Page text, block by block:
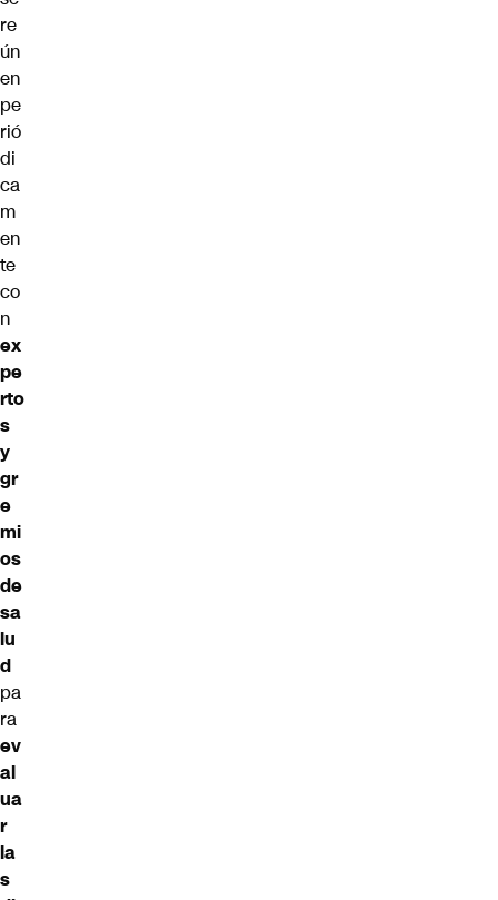
re
ún
en
pe
rió
di
ca
m
en
te
co
n
ex
pe
rto
s
y
gr
e
mi
os
de
sa
lu
d
pa
ra
ev
al
ua
r
la
s